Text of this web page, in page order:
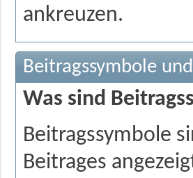
ankreuzen.
Beitragssymbole
Was sind
Beitragssymbole
Beitrages